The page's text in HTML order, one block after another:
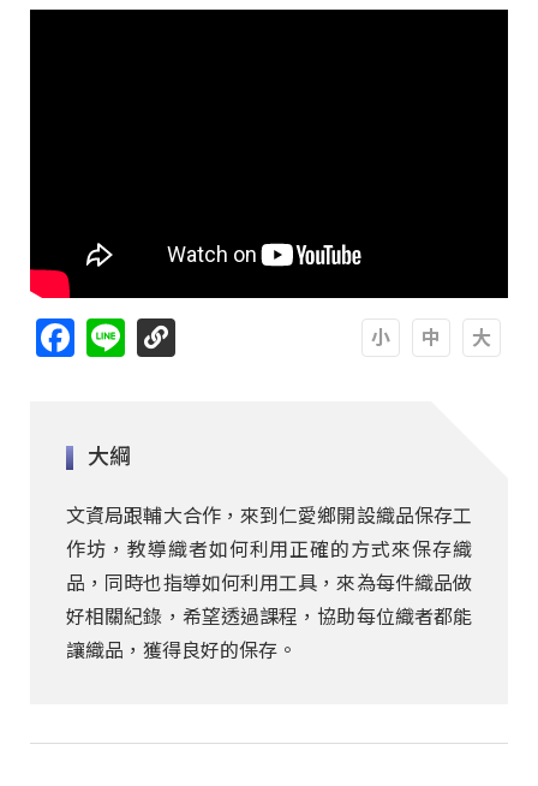
Facebook
Line
大綱
文資局跟輔大合作，來到仁愛鄉開設織品保存工
作坊，教導織者如何利用正確的方式來保存織
品，同時也指導如何利用工具，來為每件織品做
好相關紀錄，希望透過課程，協助每位織者都能
讓織品，獲得良好的保存。